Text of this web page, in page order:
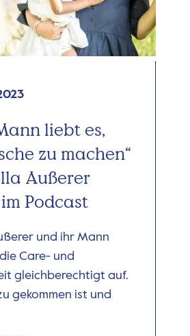
liebt es,
zu machen“
Außerer
Podcast
und ihr Mann
Care- und
gleichberechtigt auf.
gekommen ist und